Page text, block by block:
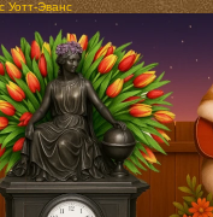
Уотт-Эванс